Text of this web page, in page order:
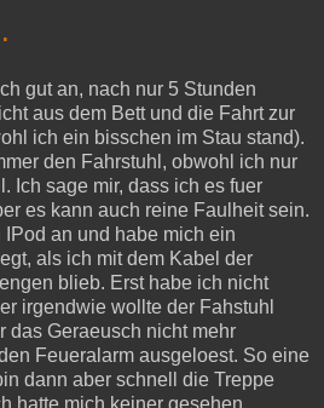
gut an, nach nur 5 Stunden
aus dem Bett und die Fahrt zur
ich ein bisschen im Stau stand).
den Fahrstuhl, obwohl ich nur
Ich sage mir, dass ich es fuer
es kann auch reine Faulheit sein.
IPod an und habe mich ein
als ich mit dem Kabel der
blieb. Erst habe ich nicht
irgendwie wollte der Fahstuhl
das Geraeusch nicht mehr
Feueralarm ausgeloest. So eine
dann aber schnell die Treppe